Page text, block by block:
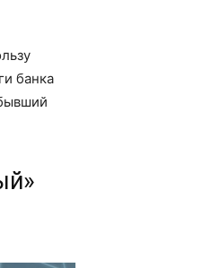
банка